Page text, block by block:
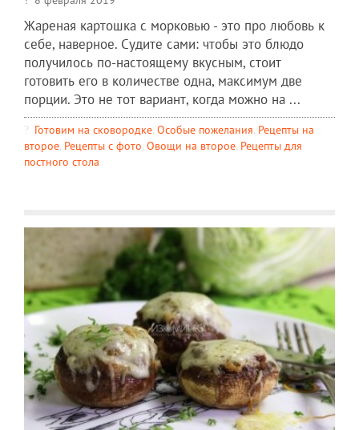
Жареная картошка с морковью - это про любовь к
себе, наверное. Судите сами: чтобы это блюдо
получилось по-настоящему вкусным, стоит
готовить его в количестве одна, максимум две
порции. Это не тот вариант, когда можно на ...
Готовим на сковородке, Особые пожелания, Рецепты на
второе, Рецепты c фото, Овощи на второе, Рецепты для
постного стола